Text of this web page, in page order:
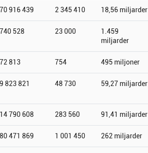
70 916 439 2 345 410 18,56 miljarder
740 528 23 000
1.459
miljarder
72 813 754 495 miljoner
9 823 821 48 730 59,27 miljarder
14 790 608 283 560 91,41 miljarder
80 471 869 1 001 450 262 miljarder